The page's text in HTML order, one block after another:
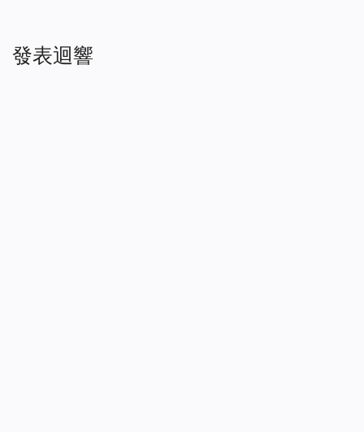
發表迴響